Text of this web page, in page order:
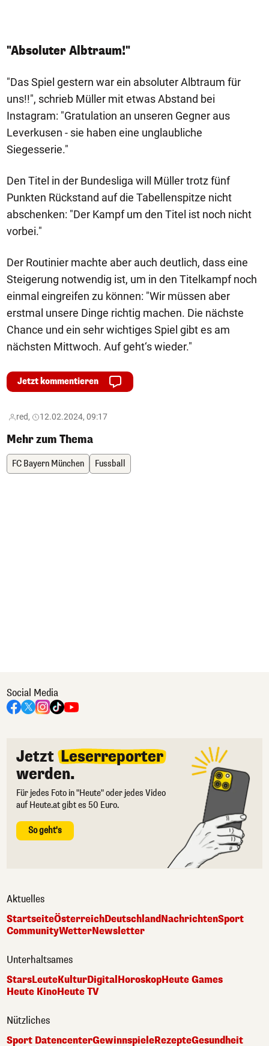
"Absoluter Albtraum!"
"Das Spiel gestern war ein absoluter Albtraum für
uns!!", schrieb Müller mit etwas Abstand bei
Instagram: "Gratulation an unseren Gegner aus
Leverkusen - sie haben eine unglaubliche
Siegesserie."
Den Titel in der Bundesliga will Müller trotz fünf
Punkten Rückstand auf die Tabellenspitze nicht
abschenken: "Der Kampf um den Titel ist noch nicht
vorbei."
Der Routinier machte aber auch deutlich, dass eine
Steigerung notwendig ist, um in den Titelkampf noch
einmal eingreifen zu können: "Wir müssen aber
erstmal unsere Dinge richtig machen. Die nächste
Chance und ein sehr wichtiges Spiel gibt es am
nächsten Mittwoch. Auf geht‘s wieder."
Jetzt kommentieren
red, 12.02.2024, 09:17
Mehr zum Thema
FC Bayern München Fussball
Social Media
Jetzt Leserreporter
werden.
Für jedes Foto in "Heute" oder jedes Video
auf Heute.at gibt es 50 Euro.
So geht's
Aktuelles
StartseiteÖsterreichDeutschlandNachrichtenSport
CommunityWetterNewsletter
Unterhaltsames
StarsLeuteKulturDigital HoroskopHeute Games
Heute KinoHeute TV
Nützliches
Sport DatencenterGewinnspieleRezepteGesundheit